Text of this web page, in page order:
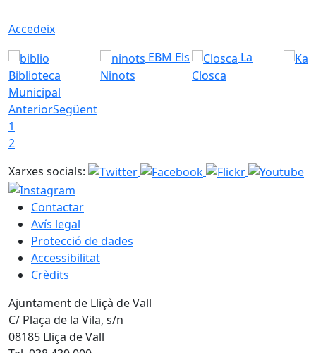
Accedeix
Biblioteca
Municipal
EBM Els
Ninots
La
Closca
AnteriorSegüent
1
2
Xarxes socials:
Contactar
Avís legal
Protecció de dades
Accessibilitat
Crèdits
Ajuntament de Lliçà de Vall
C/ Plaça de la Vila, s/n
08185 Lliça de Vall